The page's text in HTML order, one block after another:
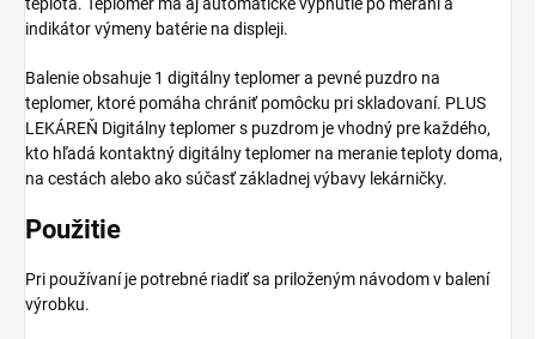
teplota. Teplomer má aj automatické vypnutie po meraní a
indikátor výmeny batérie na displeji.
Balenie obsahuje 1 digitálny teplomer a pevné puzdro na
teplomer, ktoré pomáha chrániť pomôcku pri skladovaní. PLUS
LEKÁREŇ Digitálny teplomer s puzdrom je vhodný pre každého,
kto hľadá kontaktný digitálny teplomer na meranie teploty doma,
na cestách alebo ako súčasť základnej výbavy lekárničky.
Použitie
Pri používaní je potrebné riadiť sa priloženým návodom v balení
výrobku.